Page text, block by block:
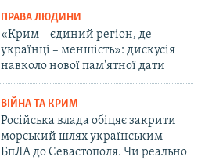
ПРАВА ЛЮДИНИ
«Крим – єдиний регіон, де
українці – меншість»: дискусія
навколо нової пам'ятної дати
ВІЙНА ТА КРИМ
Російська влада обіцяє закрити
морський шлях українським
БпЛА до Севастополя. Чи реально